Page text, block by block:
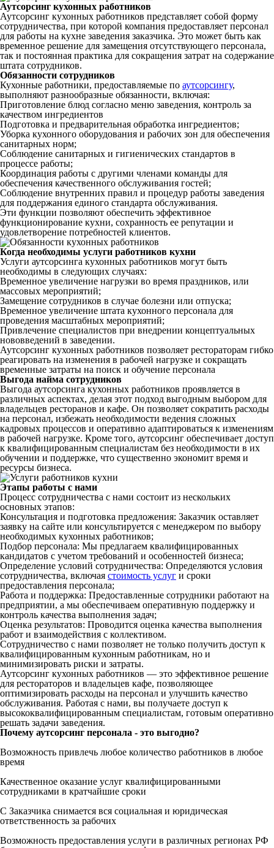
Аутсорсинг кухонных работников
Аутсорсинг кухонных работников представляет собой форму
сотрудничества, при которой компания предоставляет персонал
для работы на кухне заведения заказчика. Это может быть как
временное решение для замещения отсутствующего персонала,
так и постоянная практика для сокращения затрат на содержание
штата сотрудников.
Обязанности сотрудников
Кухонные работники, предоставляемые по аутсорсингу,
выполняют разнообразные обязанности, включая:
Приготовление блюд согласно меню заведения, контроль за
качеством ингредиентов
Подготовка и предварительная обработка ингредиентов;
Уборка кухонного оборудования и рабочих зон для обеспечения
санитарных норм;
Соблюдение санитарных и гигиенических стандартов в
процессе работы;
Координация работы с другими членами команды для
обеспечения качественного обслуживания гостей;
Соблюдение внутренних правил и процедур работы заведения
для поддержания единого стандарта обслуживания.
Эти функции позволяют обеспечить эффективное
функционирование кухни, сохранность ее репутации и
удовлетворение потребностей клиентов.
Когда необходимы услуги работников кухни
Услуги аутсорсинга кухонных работников могут быть
необходимы в следующих случаях:
Временное увеличение нагрузки во время праздников, или
массовых мероприятий;
Замещение сотрудников в случае болезни или отпуска;
Временное увеличение штата кухонного персонала для
проведения масштабных мероприятий;
Привлечение специалистов при внедрении концептуальных
нововведений в заведении.
Аутсорсинг кухонных работников позволяет рестораторам гибко
реагировать на изменения в рабочей нагрузке и сокращать
временные затраты на поиск и обучение персонала
Выгода найма сотрудников
Выгода аутсорсинга кухонных работников проявляется в
различных аспектах, делая этот подход выгодным выбором для
владельцев ресторанов и кафе. Он позволяет сократить расходы
на персонал, избежать необходимости ведения сложных
кадровых процессов и оперативно адаптироваться к изменениям
в рабочей нагрузке. Кроме того, аутсорсинг обеспечивает доступ
к квалифицированным специалистам без необходимости в их
обучении и поддержке, что существенно экономит время и
ресурсы бизнеса.
Этапы работы с нами
Процесс сотрудничества с нами состоит из нескольких
основных этапов:
Консультация и подготовка предложения: Заказчик оставляет
заявку на сайте или консультируется с менеджером по выбору
необходимых кухонных работников;
Подбор персонала: Мы предлагаем квалифицированных
кандидатов с учетом требований и особенностей бизнеса;
Определение условий сотрудничества: Определяются условия
сотрудничества, включая стоимость услуг и сроки
предоставления персонала;
Работа и поддержка: Предоставленные сотрудники работают на
предприятии, а мы обеспечиваем оперативную поддержку и
контроль качества выполнения задач;
Оценка результатов: Проводится оценка качества выполнения
работ и взаимодействия с коллективом.
Сотрудничество с нами позволяет не только получить доступ к
квалифицированным кухонным работникам, но и
минимизировать риски и затраты.
Аутсорсинг кухонных работников — это эффективное решение
для рестораторов и владельцев кафе, позволяющее
оптимизировать расходы на персонал и улучшить качество
обслуживания. Работая с нами, вы получаете доступ к
высококвалифицированным специалистам, готовым оперативно
решать задачи заведения.
Почему аутсорсинг персонала - это выгодно?
Возможность привлечь любое количество работников в любое
время
Качественное оказание услуг квалифицированными
сотрудниками в кратчайшие сроки
С Заказчика снимается вся социальная и юридическая
ответственность за рабочих
Возможность предоставления услуги в различных регионах РФ